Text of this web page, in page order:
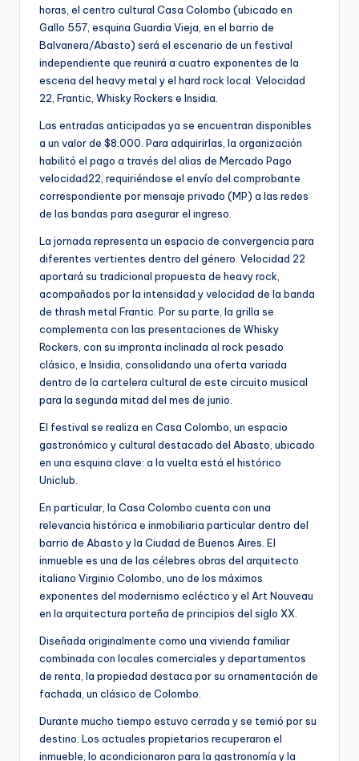
horas, el centro cultural Casa Colombo (ubicado en
Gallo 557, esquina Guardia Vieja, en el barrio de
Balvanera/Abasto) será el escenario de un festival
independiente que reunirá a cuatro exponentes de la
escena del heavy metal y el hard rock local: Velocidad
22, Frantic, Whisky Rockers e Insidia.
Las entradas anticipadas ya se encuentran disponibles
a un valor de $8.000. Para adquirirlas, la organización
habilitó el pago a través del alias de Mercado Pago
velocidad22, requiriéndose el envío del comprobante
correspondiente por mensaje privado (MP) a las redes
de las bandas para asegurar el ingreso.
La jornada representa un espacio de convergencia para
diferentes vertientes dentro del género. Velocidad 22
aportará su tradicional propuesta de heavy rock,
acompañados por la intensidad y velocidad de la banda
de thrash metal Frantic. Por su parte, la grilla se
complementa con las presentaciones de Whisky
Rockers, con su impronta inclinada al rock pesado
clásico, e Insidia, consolidando una oferta variada
dentro de la cartelera cultural de este circuito musical
para la segunda mitad del mes de junio.
El festival se realiza en Casa Colombo, un espacio
gastronómico y cultural destacado del Abasto, ubicado
en una esquina clave: a la vuelta está el histórico
Uniclub.
En particular, la Casa Colombo cuenta con una
relevancia histórica e inmobiliaria particular dentro del
barrio de Abasto y la Ciudad de Buenos Aires. El
inmueble es una de las célebres obras del arquitecto
italiano Virginio Colombo, uno de los máximos
exponentes del modernismo ecléctico y el Art Nouveau
en la arquitectura porteña de principios del siglo XX.
Diseñada originalmente como una vivienda familiar
combinada con locales comerciales y departamentos
de renta, la propiedad destaca por su ornamentación de
fachada, un clásico de Colombo.
Durante mucho tiempo estuvo cerrada y se temió por su
destino. Los actuales propietarios recuperaron el
inmueble, lo acondicionaron para la gastronomía y la